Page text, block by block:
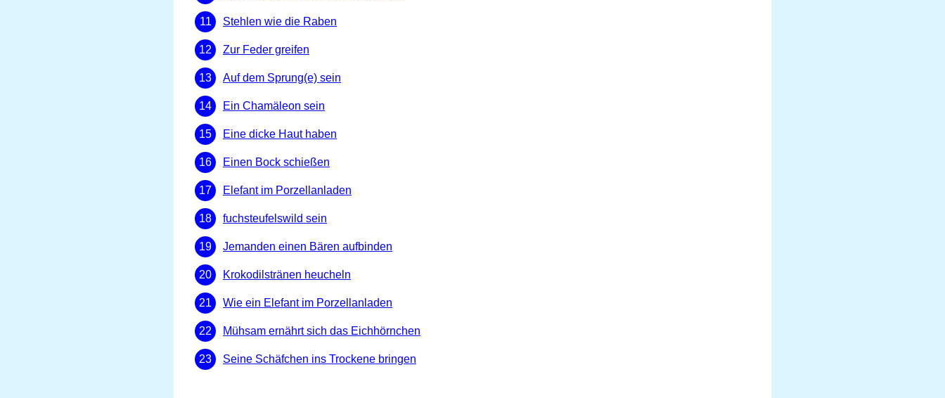
Stehlen wie die Raben
Zur Feder greifen
Auf dem Sprung(e) sein
Ein Chamäleon sein
Eine dicke Haut haben
Einen Bock schießen
Elefant im Porzellanladen
fuchsteufelswild sein
Jemanden einen Bären aufbinden
Krokodilstränen heucheln
Wie ein Elefant im Porzellanladen
Mühsam ernährt sich das Eichhörnchen
Seine Schäfchen ins Trockene bringen